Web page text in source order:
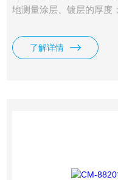
地测量涂层、镀层的厚度
于制造业、金属加工业、
护专业*的仪器。
了解详情